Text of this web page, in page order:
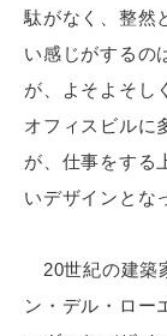
駄がなく、整然
い感じがするの
が、よそよそし
オフィスビルに
が、仕事をする
いデザインとな
20世紀の建築
ン・デル・ロー